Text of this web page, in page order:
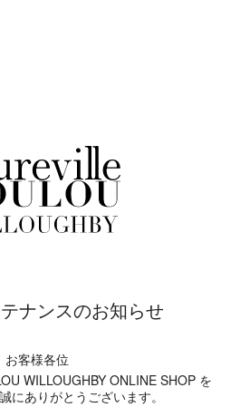
ナンスのお知らせ
お客様各位
WILLOUGHBY ONLINE SHOP を
にありがとうございます。